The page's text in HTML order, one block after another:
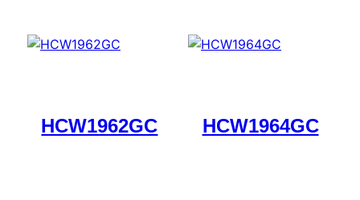
HCW1962GC HCW1964GC